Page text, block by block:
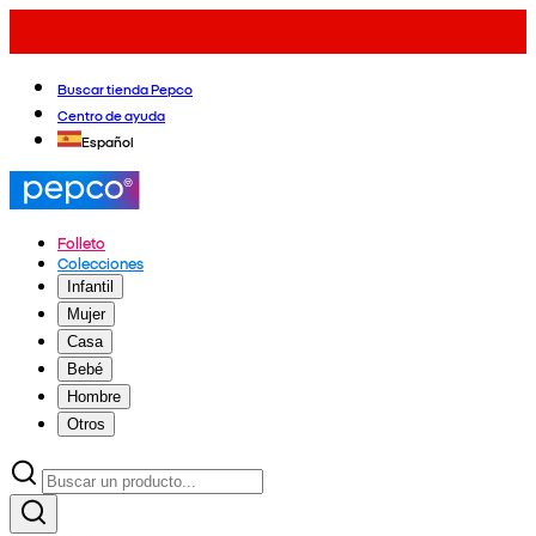
Buscar tienda Pepco
Centro de ayuda
Español
Folleto
Colecciones
Infantil
Mujer
Casa
Bebé
Hombre
Otros